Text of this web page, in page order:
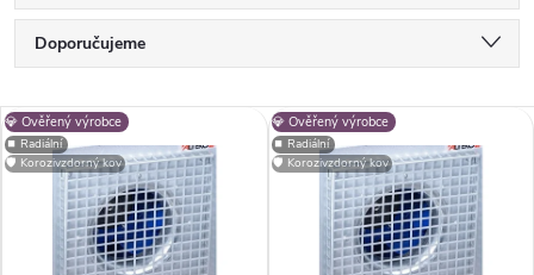
Ř
a
z
Doporučujeme
Nejdražší
Nejprodávanější
Abecedně
V
ý
💎 Ověřený výrobce
⏹️ Radiální
🛡️ Korozivzdorný kov
💎 Ověřený výrobce
⏹️ Radiální
🛡️ Korozivzdorný kov